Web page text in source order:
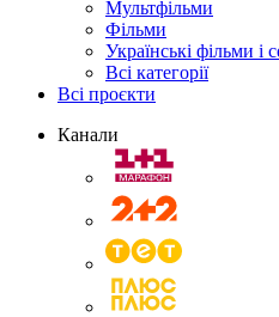
Мультфільми
Фільми
Українські фільми і
Всі категорії
Всі проєкти
Канали